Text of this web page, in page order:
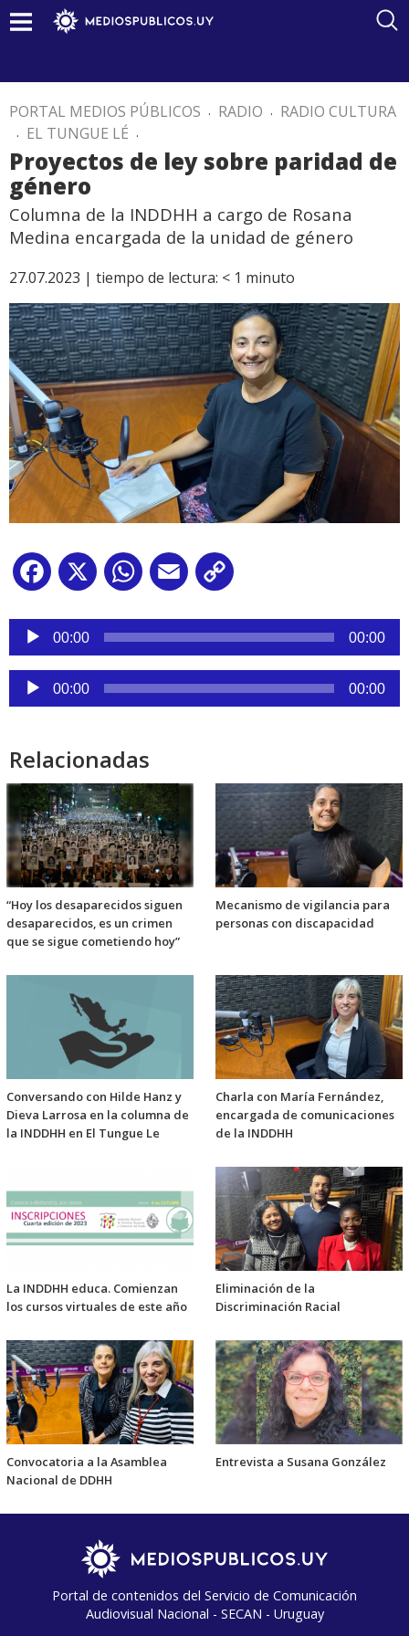
PORTAL MEDIOS PÚBLICOS . RADIO . RADIO CULTURA
. EL TUNGUE LÉ .
Proyectos de ley sobre paridad de
género
Columna de la INDDHH a cargo de Rosana
Medina encargada de la unidad de género
27.07.2023 | tiempo de lectura: < 1 minuto
Facebook
X WhatsApp
Email
Reproductor
audio
00:00 00:00
Reproductor
de
00:00 00:00
Relacionadas
“Hoy los desaparecidos siguen
desaparecidos, es un crimen
que se sigue cometiendo hoy”
Mecanismo de vigilancia para
personas con discapacidad
Conversando con Hilde Hanz y
Dieva Larrosa en la columna de
la INDDHH en El Tungue Le
Charla con María Fernández,
encargada de comunicaciones
de la INDDHH
La INDDHH educa. Comienzan
los cursos virtuales de este año
Eliminación de la
Discriminación Racial
Convocatoria a la Asamblea
Nacional de DDHH
Entrevista a Susana González
Portal de contenidos del Servicio de Comunicación
Audiovisual Nacional - SECAN - Uruguay